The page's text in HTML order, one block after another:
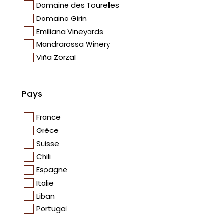
Domaine des Tourelles
Domaine Girin
Emiliana Vineyards
Mandrarossa Winery
Viña Zorzal
Pays
France
Grèce
Suisse
Chili
Espagne
Italie
Liban
Portugal